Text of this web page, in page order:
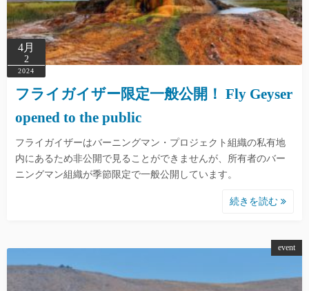
4月
2
2024
フライガイザー限定一般公開！ Fly Geyser
opened to the public
フライガイザーはバーニングマン・プロジェクト組織の私有地
内にあるため非公開で見ることができませんが、所有者のバー
ニングマン組織が季節限定で一般公開しています。
続きを読む
event